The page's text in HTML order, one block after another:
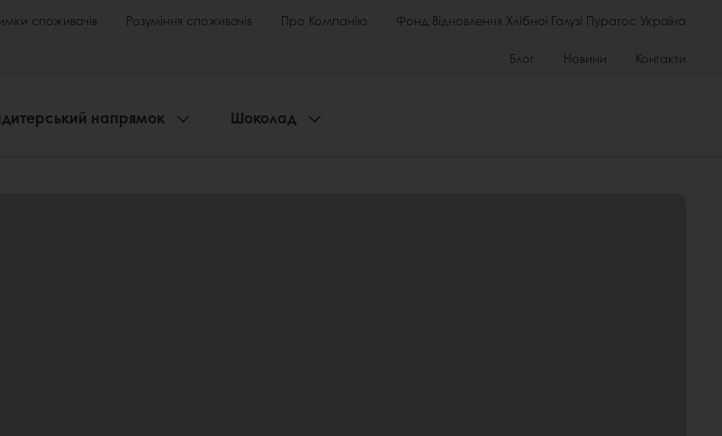
споживачів Розуміння споживачів Про Компанію Фонд Відновлення Хлібної Галузі Пуратос Україна
Блог Новини Контакти
напрямок Шоколад